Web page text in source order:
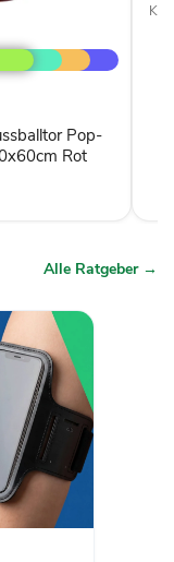
Pop-
Rot
Alle Ratgeber →